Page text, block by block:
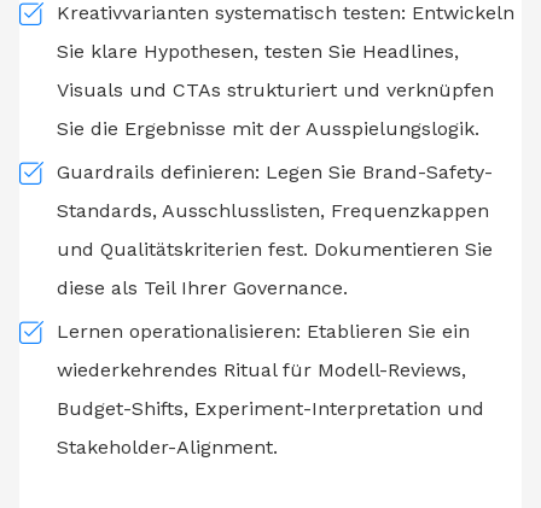
Kreativvarianten systematisch testen: Entwickeln
Sie klare Hypothesen, testen Sie Headlines,
Visuals und CTAs strukturiert und verknüpfen
Sie die Ergebnisse mit der Ausspielungslogik.
Guardrails definieren: Legen Sie Brand-Safety-
Standards, Ausschlusslisten, Frequenzkappen
und Qualitätskriterien fest. Dokumentieren Sie
diese als Teil Ihrer Governance.
Lernen operationalisieren: Etablieren Sie ein
wiederkehrendes Ritual für Modell-Reviews,
Budget-Shifts, Experiment-Interpretation und
Stakeholder-Alignment.